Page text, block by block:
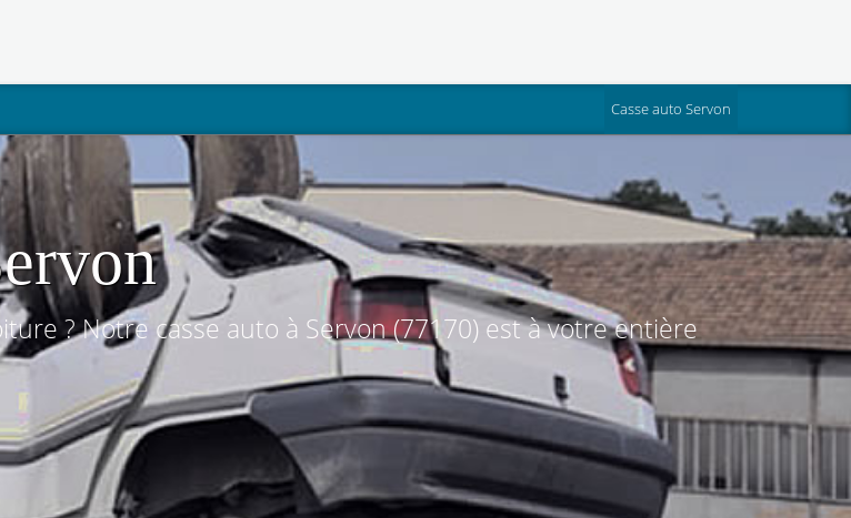
Casse auto Servon
? Notre casse auto à Servon (77170) est à votre entière